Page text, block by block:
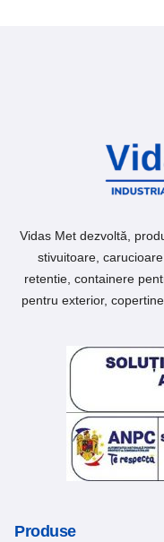
Vidas Met dezvoltă,
stivuitoare,
retentie, containere
pentru exterior,
Produse